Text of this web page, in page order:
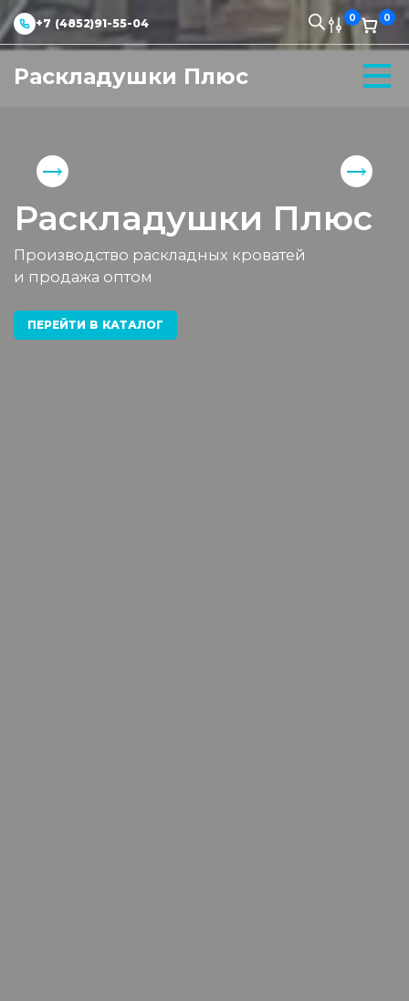
+7 (4852)91-55-04 0 0
Раскладушки Плюс
Раскладушки Плюс
Производство раскладных кроватей
и продажа оптом
ПЕРЕЙТИ В КАТАЛОГ